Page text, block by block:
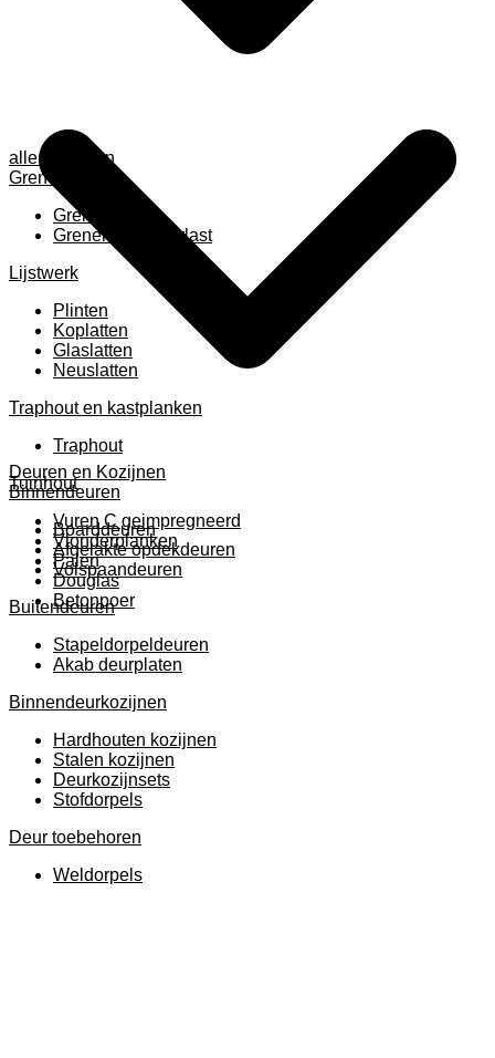
alle anzeigen
Grenen
Grenen B ruw
Grenen gevingerlast
Lijstwerk
Plinten
Koplatten
Glaslatten
Neuslatten
Traphout en kastplanken
Traphout
Tuinhout
Vuren C geimpregneerd
Vlonderplanken
Palen
Douglas
Betonpoer
Deuren en Kozijnen
Binnendeuren
Boarddeuren
Afgelakte opdekdeuren
Volspaandeuren
Buitendeuren
Stapeldorpeldeuren
Akab deurplaten
Binnendeurkozijnen
Hardhouten kozijnen
Stalen kozijnen
Deurkozijnsets
Stofdorpels
Deur toebehoren
Weldorpels